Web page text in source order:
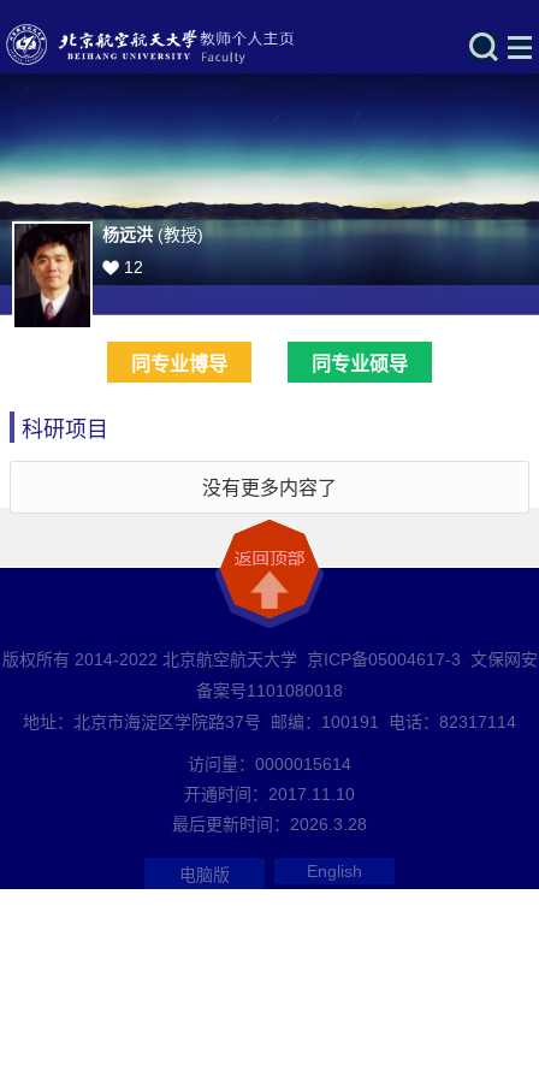
杨远洪(教授)
12
同专业博导 同专业硕导
科研项目
没有更多内容了
版权所有 2014-2022 北京航空航天大学 京ICP备05004617-3 文保网安
备案号1101080018
地址：北京市海淀区学院路37号 邮编：100191 电话：82317114
访问量： 0000015614
开通时间： 2017 11 10
最后更新时间： 2026 3 28
电脑版 English